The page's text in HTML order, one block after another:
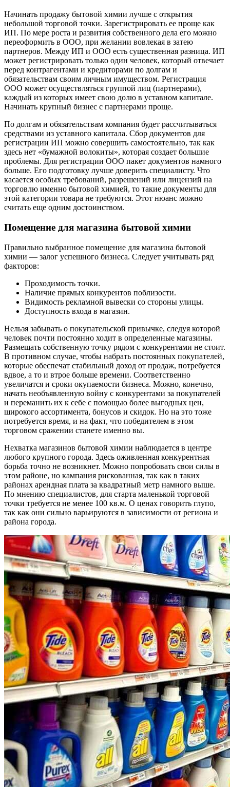
Начинать продажу бытовой химии лучше с открытия
небольшой торговой точки. Зарегистрировать ее проще как
ИП. По мере роста и развития собственного дела его можно
переоформить в ООО, при желании вовлекая в затею
партнеров. Между ИП и ООО есть существенная разница. ИП
может регистрировать только один человек, который отвечает
перед контрагентами и кредиторами по долгам и
обязательствам своим личным имуществом. Регистрация
ООО может осуществляться группой лиц (партнерами),
каждый из которых имеет свою долю в уставном капитале.
Начинать крупный бизнес с партнерами проще.
По долгам и обязательствам компания будет рассчитываться
средствами из уставного капитала. Сбор документов для
регистрации ИП можно совершить самостоятельно, так как
здесь нет «бумажной волокиты», которая создает большие
проблемы. Для регистрации ООО пакет документов намного
больше. Его подготовку лучше доверить специалисту. Что
касается особых требований, разрешений или лицензий на
торговлю именно бытовой химией, то такие документы для
этой категории товара не требуются. Этот нюанс можно
считать еще одним достоинством.
Помещение для магазина бытовой химии
Правильно выбранное помещение для магазина бытовой
химии — залог успешного бизнеса. Следует учитывать ряд
факторов:
Проходимость точки.
Наличие прямых конкурентов поблизости.
Видимость рекламной вывески со стороны улицы.
Доступность входа в магазин.
Нельзя забывать о покупательской привычке, следуя которой
человек почти постоянно ходит в определенные магазины.
Размещать собственную точку рядом с конкурентами не стоит.
В противном случае, чтобы набрать постоянных покупателей,
которые обеспечат стабильный доход от продаж, потребуется
вдвое, а то и втрое больше времени. Соответственно
увеличатся и сроки окупаемости бизнеса. Можно, конечно,
начать необъявленную войну с конкурентами за покупателей
и переманить их к себе с помощью более выгодных цен,
широкого ассортимента, бонусов и скидок. Но на это тоже
потребуется время, и на факт, что победителем в этом
торговом сражении станете именно вы.
Нехватка магазинов бытовой химии наблюдается в центре
любого крупного города. Здесь оживленная конкурентная
борьба точно не возникнет. Можно попробовать свои силы в
этом районе, но кампания рискованная, так как в таких
районах арендная плата за квадратный метр намного выше.
По мнению специалистов, для старта маленькой торговой
точки требуется не менее 100 кв.м. О ценах говорить глупо,
так как они сильно варьируются в зависимости от региона и
района города.